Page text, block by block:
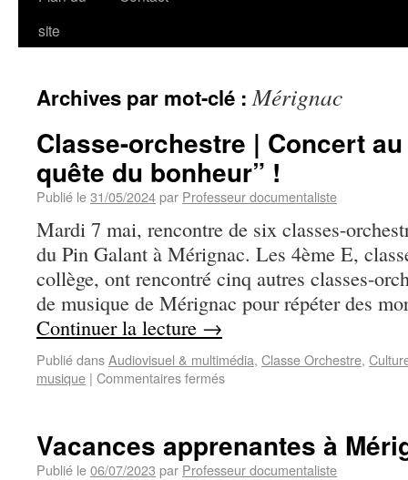
site
Archives par mot-clé :Mérignac
Classe-orchestre | Concert
quête du bonheur” !
Publié le31/05/2024par Professeur documentaliste
Mardi 7 mai, rencontre de six classes-
du Pin Galant à Mérignac. Les 4ème E,
collège, ont rencontré cinq autres classes-
de musique de Mérignac pour répéter des
Continuer la lecture →
Publié dansAudiovisuel & multimédia, Classe Orchestre,
musique | Commentaires fermés
Vacances apprenantes à
Publié le06/07/2023 par Professeur documentaliste